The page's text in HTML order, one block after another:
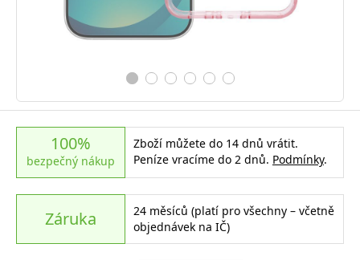
100%
bezpečný nákup
Zboží můžete do 14 dnů vrátit.
Peníze vracíme do 2 dnů. Podmínky.
Záruka
24 měsíců (platí pro všechny – včetně
objednávek na IČ)